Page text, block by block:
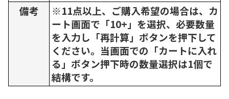
備考
※11点以上、ご購入希望の場合は、カ
ート画面で「10+」を選択、必要数量
を入力し「再計算」ボタンを押下して
ください。当画面での「カートに入れ
る」ボタン押下時の数量選択は1個で
結構です。